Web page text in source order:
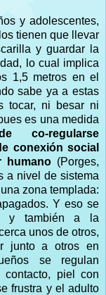
y adolescentes,
tienen que llevar
y guardar la
lo cual implica
1,5 metros en el
sabe ya a estas
tocar, ni besar ni
es una medida
co-regularse
conexión social
humano (Porges,
a nivel de sistema
zona templada:
Y eso se
y también a la
unos de otros,
junto a otros en
se regulan
contacto, piel con
frustra y el adulto